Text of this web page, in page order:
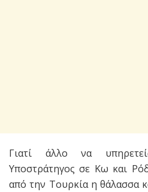
Γιατί άλλο να
Υποστράτηγος σε Κω και
από την Τουρκία η θάλασσα